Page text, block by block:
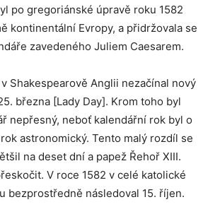
po gregoriánské úpravě roku 1582
kontinentální Evropy, a přidržovala se
zavedeného Juliem Caesarem.
Shakespearově Anglii nezačínal nový
března [Lady Day]. Krom toho byl
nepřesný, neboť kalendářní rok byl o
astronomický. Tento malý rozdíl se
na deset dní a papež Řehoř XIII.
V roce 1582 v celé katolické
bezprostředně následoval 15. říjen.